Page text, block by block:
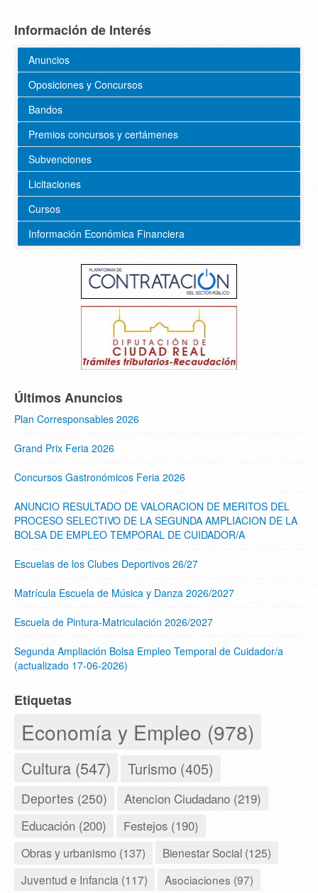
Información de Interés
Anuncios
Oposiciones y Concursos
Bandos
Premios concursos y certámenes
Subvenciones
Licitaciones
Cursos
Información Económica Financiera
Últimos Anuncios
Plan Corresponsables 2026
Grand Prix Feria 2026
Concursos Gastronómicos Feria 2026
ANUNCIO RESULTADO DE VALORACION DE MERITOS DEL
PROCESO SELECTIVO DE LA SEGUNDA AMPLIACION DE LA
BOLSA DE EMPLEO TEMPORAL DE CUIDADOR/A
Escuelas de los Clubes Deportivos 26/27
Matrícula Escuela de Música y Danza 2026/2027
Escuela de Pintura-Matriculación 2026/2027
Segunda Ampliación Bolsa Empleo Temporal de Cuidador/a
(actualizado 17-06-2026)
Etiquetas
Economía y Empleo (978)
Cultura (547) Turismo (405)
Deportes (250) Atencion Ciudadano (219)
Educación (200) Festejos (190)
Obras y urbanismo (137)
Bienestar Social (125)
Juventud e Infancia (117)
Asociaciones (97)